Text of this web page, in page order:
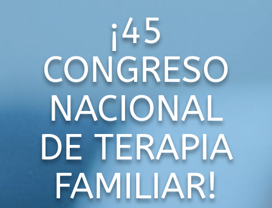
¡45
CONGRESO
NACIONAL
DE TERAPIA
FAMILIAR!